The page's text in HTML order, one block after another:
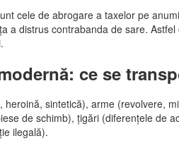
cele de abrogare a taxelor pe
a distrus contrabanda de sare.
ce se
heroină, sintetică), arme (revolvere,
de schimb), țigări (diferențele de
ilegală).